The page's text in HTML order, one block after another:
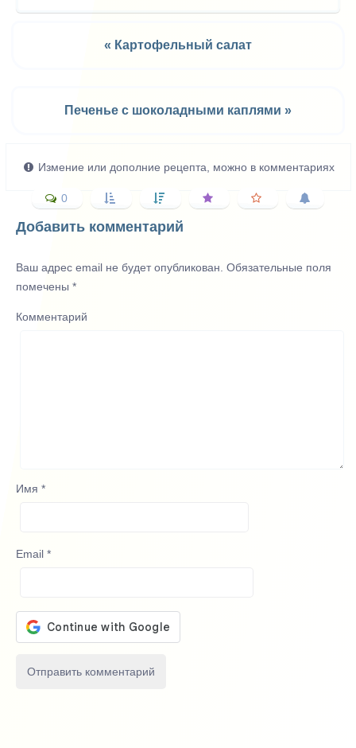
« Картофельный салат
Печенье с шоколадными каплями »
Измение или дополние рецепта, можно в комментариях
0
Добавить комментарий
Ваш адрес email не будет опубликован. Обязательные поля
помечены *
Комментарий
Имя *
Email *